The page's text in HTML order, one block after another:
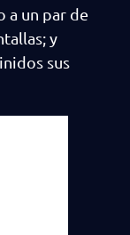
a un par de
y
sus